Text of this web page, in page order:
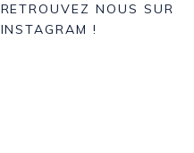
RETROUVEZ NOUS SUR
INSTAGRAM !